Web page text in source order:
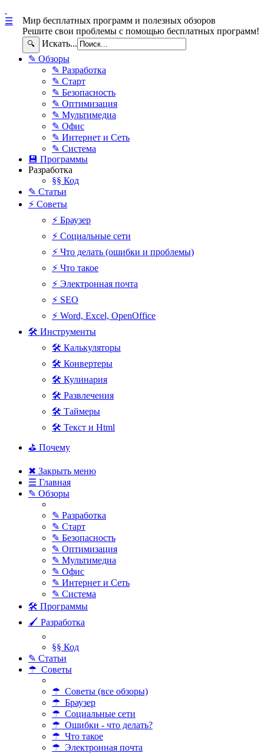
Мир бесплатных программ и полезных обзоров
Решите свои проблемы с помощью бесплатных программ!
🔍 Искать...
☰
✎ Обзоры
✎ Разработка
✎ Старт
✎ Безопасность
✎ Оптимизация
✎ Мультимедиа
✎ Офис
✎ Интернет и Сеть
✎ Система
💾 Программы
Разработка
§§ Код
✎ Статьи
⚡ Советы
⚡ Браузер
⚡ Социальные сети
⚡ Что делать (ошибки и проблемы)
⚡ Что такое
⚡ Электронная почта
⚡ SEO
⚡ Word, Excel, OpenOffice
🛠 Инструменты
🛠 Калькуляторы
🛠 Конвертеры
🛠 Кулинария
🛠 Развлечения
🛠 Таймеры
🛠 Текст и Html
⛳ Почему
✖ Закрыть меню
☰ Главная
✎ Обзоры
✎ Разработка
✎ Старт
✎ Безопасность
✎ Оптимизация
✎ Мультимедиа
✎ Офис
✎ Интернет и Сеть
✎ Система
🛠 Программы
🖌 Разработка
§§ Код
✎ Статьи
☂ Советы
☂ Советы (все обзоры)
☂ Браузер
☂ Социальные сети
☂ Ошибки - что делать?
☂ Что такое
☂ Электронная почта